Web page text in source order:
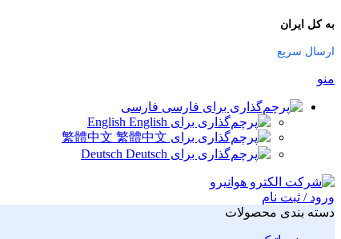
به کل ایران
ارسال سریع
منو
فارسی
English
繁體中文
Deutsch
ورود / ثبت نام
دسته بندی محصولات